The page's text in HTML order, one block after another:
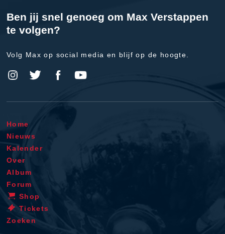
Ben jij snel genoeg om Max Verstappen
te volgen?
Volg Max op social media en blijf op de hoogte.
Home
Nieuws
Kalender
Over
Album
Forum
Shop
Tickets
Zoeken